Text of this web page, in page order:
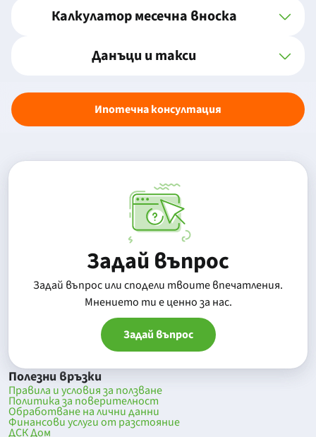
Калкулатор месечна вноска
Данъци и такси
Ипотечна консултация
Задай въпрос
Задай въпрос или сподели твоите впечатления.
Mнението ти е ценно за нас.
Задай въпрос
Полезни връзки
Правила и условия за ползване
Политика за поверителност
Обработване на лични данни
Финансови услуги от разстояние
ДСК Дом